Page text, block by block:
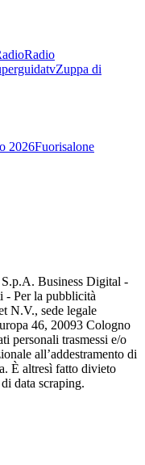
Radio
Zuppa di
2026Fuorisalone
Business Digital -
- Per la pubblicità
N.V., sede legale
46, 20093 Cologno
personali trasmessi e/o
all’addestramento di
È altresì fatto divieto
data scraping.